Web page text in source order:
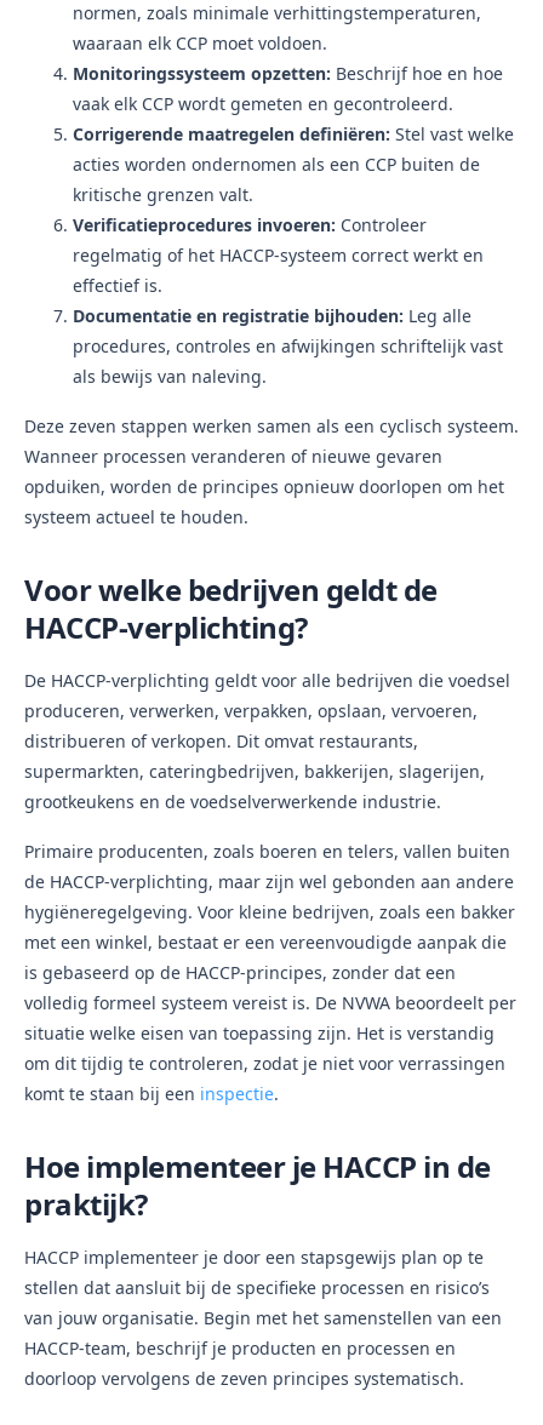
normen, zoals minimale verhittingstemperaturen,
waaraan elk CCP moet voldoen.
Monitoringssysteem opzetten: Beschrijf hoe en hoe
vaak elk CCP wordt gemeten en gecontroleerd.
Corrigerende maatregelen definiëren: Stel vast welke
acties worden ondernomen als een CCP buiten de
kritische grenzen valt.
Verificatieprocedures invoeren: Controleer
regelmatig of het HACCP-systeem correct werkt en
effectief is.
Documentatie en registratie bijhouden: Leg alle
procedures, controles en afwijkingen schriftelijk vast
als bewijs van naleving.
Deze zeven stappen werken samen als een cyclisch systeem.
Wanneer processen veranderen of nieuwe gevaren
opduiken, worden de principes opnieuw doorlopen om het
systeem actueel te houden.
Voor welke bedrijven geldt de
HACCP-verplichting?
De HACCP-verplichting geldt voor alle bedrijven die voedsel
produceren, verwerken, verpakken, opslaan, vervoeren,
distribueren of verkopen. Dit omvat restaurants,
supermarkten, cateringbedrijven, bakkerijen, slagerijen,
grootkeukens en de voedselverwerkende industrie.
Primaire producenten, zoals boeren en telers, vallen buiten
de HACCP-verplichting, maar zijn wel gebonden aan andere
hygiëneregelgeving. Voor kleine bedrijven, zoals een bakker
met een winkel, bestaat er een vereenvoudigde aanpak die
is gebaseerd op de HACCP-principes, zonder dat een
volledig formeel systeem vereist is. De NVWA beoordeelt per
situatie welke eisen van toepassing zijn. Het is verstandig
om dit tijdig te controleren, zodat je niet voor verrassingen
komt te staan bij een inspectie.
Hoe implementeer je HACCP in de
praktijk?
HACCP implementeer je door een stapsgewijs plan op te
stellen dat aansluit bij de specifieke processen en risico’s
van jouw organisatie. Begin met het samenstellen van een
HACCP-team, beschrijf je producten en processen en
doorloop vervolgens de zeven principes systematisch.